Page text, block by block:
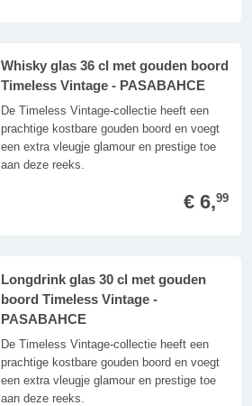
Whisky glas 36 cl met gouden boord
Timeless Vintage - PASABAHCE
De Timeless Vintage-collectie heeft een
prachtige kostbare gouden boord en voegt
een extra vleugje glamour en prestige toe
aan deze reeks.
€ 6,99
Longdrink glas 30 cl met gouden
boord Timeless Vintage -
PASABAHCE
De Timeless Vintage-collectie heeft een
prachtige kostbare gouden boord en voegt
een extra vleugje glamour en prestige toe
aan deze reeks.